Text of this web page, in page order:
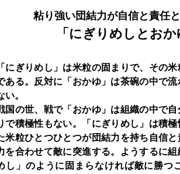
粘り強い団結力が自信と責任
「にぎりめしと おか
「にぎりめし」は米粒の固まりで、その
ある。反対に「おかゆ」は茶碗の中で
い。
国の世、戦で「おかゆ」は組織の中で
で積極性もない。「にぎりめし」は積
米粒ひとつひとつが団結力を持ち自信
を合わせて敵に突進する。ようするに
し」のように固まらなければ敵に勝つ